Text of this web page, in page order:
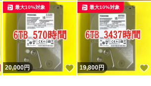
いいね！
20,000円 いいね！
最大10%対象
19,800円
最大10%対象